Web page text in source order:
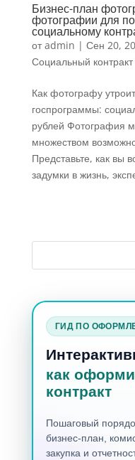
Бизнес-план
фотографии для
социальному
отadmin | Сен 20,
Социальный контракт
Как фотографу
госпрограммы:
рублей Фотография
множеством
Представьте, как вы
задумки в жизнь,
ГИД ПО
как
контракт
Пошаговый
бизнес-план,
закупка и